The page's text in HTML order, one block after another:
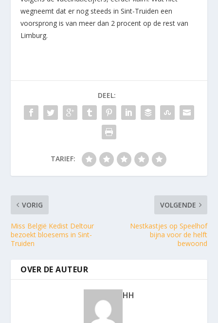
wegneemt dat er nog steeds in Sint-Truiden een
voorsprong is van meer dan 2 procent op de rest van
Limburg.
DEEL:
TARIEF:
VORIG
Miss België Kedist Deltour
bezoekt bloesems in Sint-
Truiden
VOLGENDE
Nestkastjes op Speelhof
bijna voor de helft
bewoond
OVER DE AUTEUR
HH